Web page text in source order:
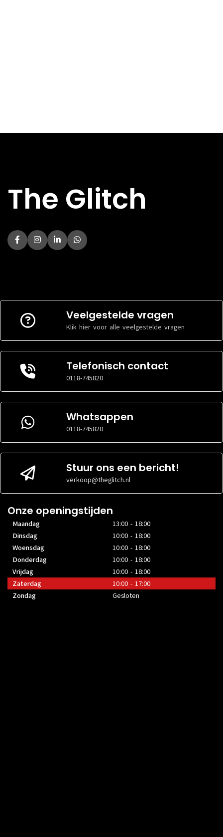
The Glitch
Veelgestelde vragen
Klik hier voor alle veelgestelde vragen
Telefonisch contact
0118-745820
Whatsappen
0118-745820
Stuur ons een bericht!
verkoop@theglitch.nl
Onze openingstijden
Maandag
13:00 - 18:00
Dinsdag
10:00 - 18:00
Woensdag
10:00 - 18:00
Donderdag
10:00 - 18:00
Vrijdag
10:00 - 18:00
Zaterdag
10:00 - 17:00
Zondag
Gesloten